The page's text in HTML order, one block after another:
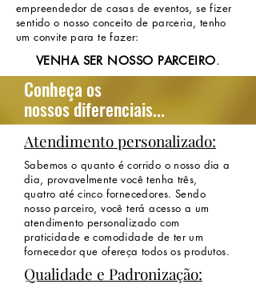
empreendedor de casas de eventos, se fizer
sentido o nosso conceito de parceria, tenho
um convite para te fazer:
VENHA SER NOSSO PARCEIRO.
Conheça os
nossos diferenciais...
Atendimento personalizado:
Sabemos o quanto é corrido o nosso dia a
dia, provavelmente você tenha três,
quatro até cinco fornecedores. Sendo
nosso parceiro, você terá acesso a um
atendimento personalizado com
praticidade e comodidade de ter um
fornecedor que ofereça todos os produtos.
Qualidade e Padronização: